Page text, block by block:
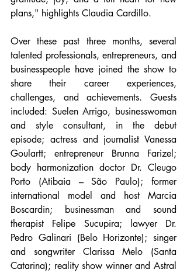
plans," highlights Claudia Cardillo.
Over these past three months, several
talented professionals, entrepreneurs, and
businesspeople have joined the show to
share their career experiences,
challenges, and achievements. Guests
included: Suelen Arrigo, businesswoman
and style consultant, in the debut
episode; actress and journalist Vanessa
Goulartt; entrepreneur Brunna Farizel;
body harmonization doctor Dr. Cleugo
Porto (Atibaia – São Paulo); former
international model and host Marcia
Boscardin; businessman and sound
therapist Felipe Sucupira; lawyer Dr.
Pedro Galinari (Belo Horizonte); singer
and songwriter Clarissa Melo (Santa
Catarina); reality show winner and Astral